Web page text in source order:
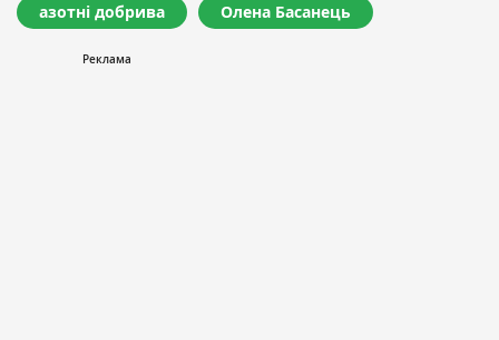
азотні добрива Олена Басанець